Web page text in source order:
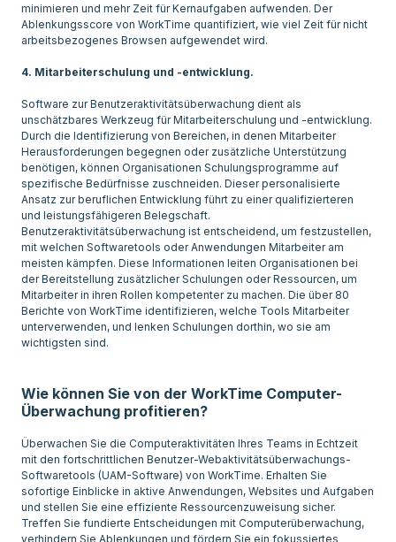
minimieren und mehr Zeit für Kernaufgaben aufwenden. Der
Ablenkungsscore von WorkTime quantifiziert, wie viel Zeit für nicht
arbeitsbezogenes Browsen aufgewendet wird.
4. Mitarbeiterschulung und -entwicklung.
Software zur Benutzeraktivitätsüberwachung dient als
unschätzbares Werkzeug für Mitarbeiterschulung und -entwicklung.
Durch die Identifizierung von Bereichen, in denen Mitarbeiter
Herausforderungen begegnen oder zusätzliche Unterstützung
benötigen, können Organisationen Schulungsprogramme auf
spezifische Bedürfnisse zuschneiden. Dieser personalisierte
Ansatz zur beruflichen Entwicklung führt zu einer qualifizierteren
und leistungsfähigeren Belegschaft.
Benutzeraktivitätsüberwachung ist entscheidend, um festzustellen,
mit welchen Softwaretools oder Anwendungen Mitarbeiter am
meisten kämpfen. Diese Informationen leiten Organisationen bei
der Bereitstellung zusätzlicher Schulungen oder Ressourcen, um
Mitarbeiter in ihren Rollen kompetenter zu machen. Die über 80
Berichte von WorkTime identifizieren, welche Tools Mitarbeiter
unterverwenden, und lenken Schulungen dorthin, wo sie am
wichtigsten sind.
Wie können Sie von der WorkTime Computer-
Überwachung profitieren?
Überwachen Sie die Computeraktivitäten Ihres Teams in Echtzeit
mit den fortschrittlichen Benutzer-Webaktivitätsüberwachungs-
Softwaretools (UAM-Software) von WorkTime. Erhalten Sie
sofortige Einblicke in aktive Anwendungen, Websites und Aufgaben
und stellen Sie eine effiziente Ressourcenzuweisung sicher.
Treffen Sie fundierte Entscheidungen mit Computerüberwachung,
verhindern Sie Ablenkungen und fördern Sie ein fokussiertes